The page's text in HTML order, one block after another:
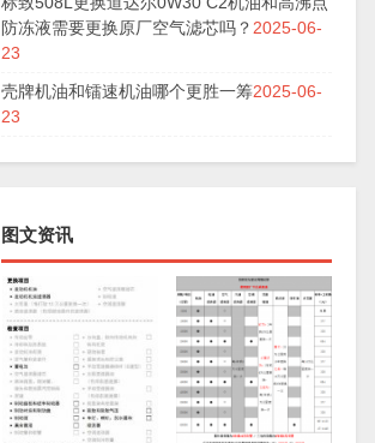
防冻液需要更换原厂空气滤芯吗？ 2025-06-
23
壳牌机油和镭速机油哪个更胜一筹2025-06-
23
图文资讯